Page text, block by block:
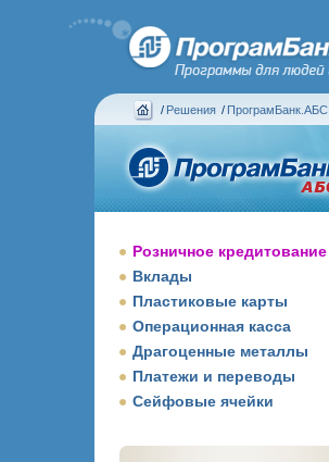
/ Решения / ПрограмБанк.АБС
Розничное кредитование
Вклады
Пластиковые карты
Операционная касса
Драгоценные металлы
Платежи и переводы
Сейфовые ячейки